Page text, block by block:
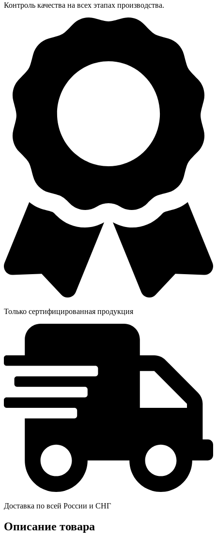
Контроль качества на всех этапах производства.
Только сертифицированная продукция
Доставка по всей России и СНГ
Описание товара